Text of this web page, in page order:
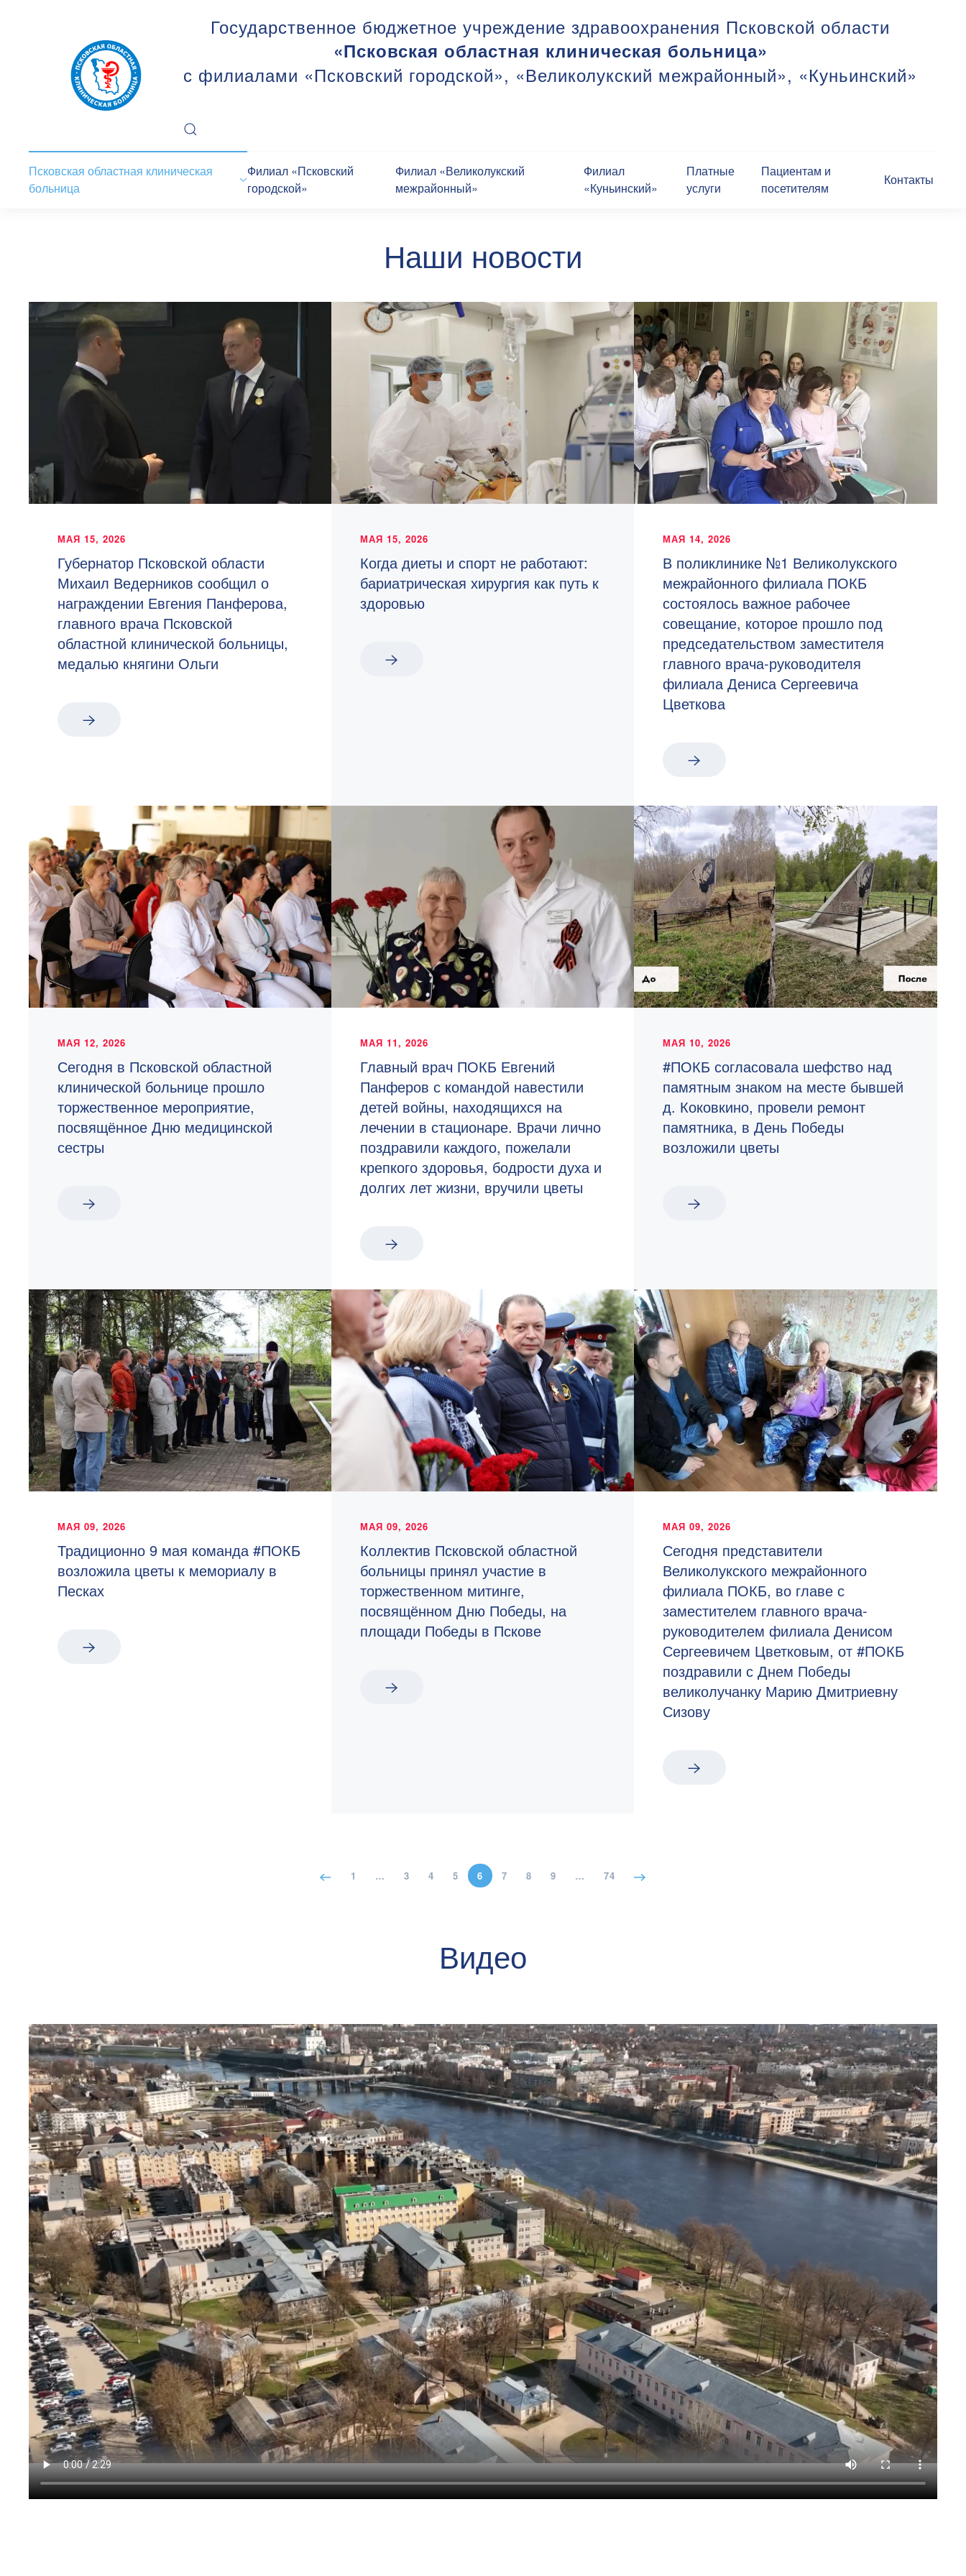
Государственное бюджетное учреждение здравоохранения Псковской области
«Псковская областная клиническая больница»
с филиалами «Псковский городской», «Великолукский межрайонный», «Куньинский»
Псковская областная клиническая
больница
Филиал «Псковский
городской»
Филиал «Великолукский
межрайонный»
Филиал
«Куньинский»
Платные
услуги
Пациентам и
посетителям
Контакты
Наши новости
МАЯ 15, 2026
Губернатор Псковской области
Михаил Ведерников сообщил о
награждении Евгения Панферова,
главного врача Псковской
областной клинической больницы,
медалью княгини Ольги
МАЯ 15, 2026
Когда диеты и спорт не работают:
бариатрическая хирургия как путь к
здоровью
МАЯ 14, 2026
В поликлинике №1 Великолукского
межрайонного филиала ПОКБ
состоялось важное рабочее
совещание, которое прошло под
председательством заместителя
главного врача-руководителя
филиала Дениса Сергеевича
Цветкова
МАЯ 12, 2026
Сегодня в Псковской областной
клинической больнице прошло
торжественное мероприятие,
посвящённое Дню медицинской
сестры
МАЯ 11, 2026
Главный врач ПОКБ Евгений
Панферов с командой навестили
детей войны, находящихся на
лечении в стационаре. Врачи лично
поздравили каждого, пожелали
крепкого здоровья, бодрости духа и
долгих лет жизни, вручили цветы
МАЯ 10, 2026
#ПОКБ согласовала шефство над
памятным знаком на месте бывшей
д. Коковкино, провели ремонт
памятника, в День Победы
возложили цветы
МАЯ 09, 2026
Традиционно 9 мая команда #ПОКБ
возложила цветы к мемориалу в
Песках
МАЯ 09, 2026
Коллектив Псковской областной
больницы принял участие в
торжественном митинге,
посвящённом Дню Победы, на
площади Победы в Пскове
МАЯ 09, 2026
Сегодня представители
Великолукского межрайонного
филиала ПОКБ, во главе с
заместителем главного врача-
руководителем филиала Денисом
Сергеевичем Цветковым, от #ПОКБ
поздравили с Днем Победы
великолучанку Марию Дмитриевну
Сизову
1 … 3 4 5 6 7 8 9 … 74
Видео